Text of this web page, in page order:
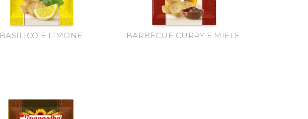
BASILICO E LIMONE BARBECUE CURRY E MIELE